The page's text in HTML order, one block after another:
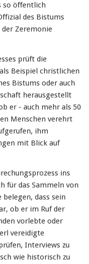
so öffentlich
des Bistums
Zeremonie
prüft die
Beispiel christlichen
Bistums oder auch
herausgestellt
er - auch mehr als 50
Menschen verehrt
ihm
mit Blick auf
ins
für das Sammeln von
dass sein
ob er im Ruf der
vorlebte oder
vereidigte
Interviews zu
wie historisch zu